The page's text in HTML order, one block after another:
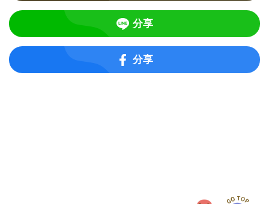
分享
分享